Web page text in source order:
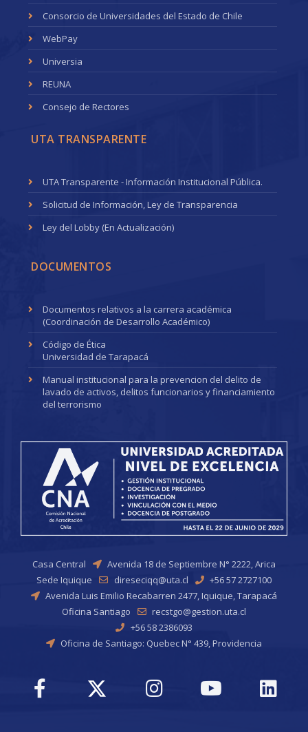
Consorcio de Universidades del Estado de Chile
WebPay
Universia
REUNA
Consejo de Rectores
UTA TRANSPARENTE
UTA Transparente - Información Institucional Pública.
Solicitud de Información, Ley de Transparencia
Ley del Lobby (En Actualización)
DOCUMENTOS
Documentos relativos a la carrera académica
(Coordinación de Desarrollo Académico)
Código de Ética
Universidad de Tarapacá
Manual institucional para la prevencion del delito de
lavado de activos, delitos funcionarios y financiamiento
del terrorismo
Casa Central
Avenida 18 de Septiembre N° 2222, Arica
Sede Iquique
direseciqq@uta.cl
+56 57 2727100
Avenida Luis Emilio Recabarren 2477, Iquique, Tarapacá
Oficina Santiago
recstgo@gestion.uta.cl
+56 58 2386093
Oficina de Santiago: Quebec N° 439, Providencia